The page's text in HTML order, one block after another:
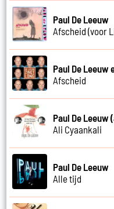
Paul De Leeuw
Afscheid (voor
Paul De Leeuw
Afscheid
Paul De Leeuw
Ali Cyaankali
Paul De Leeuw
Alle tijd